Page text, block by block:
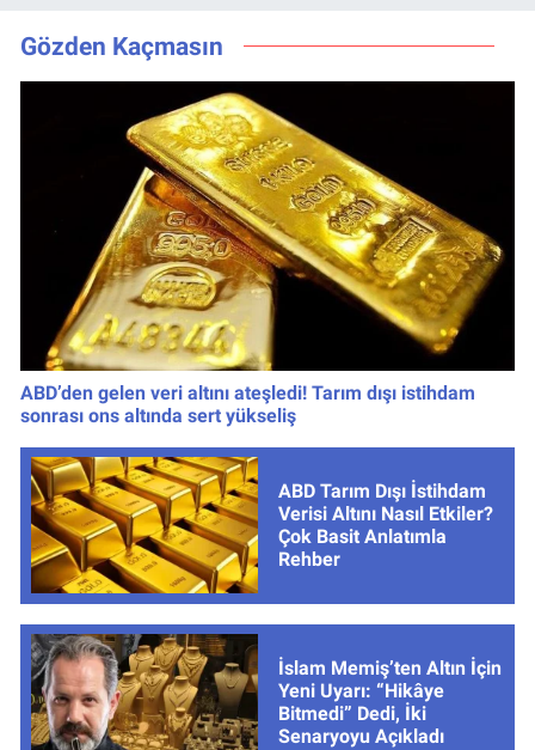
Gözden Kaçmasın
ABD’den gelen veri altını ateşledi! Tarım dışı istihdam
sonrası ons altında sert yükseliş
ABD Tarım Dışı İstihdam
Verisi Altını Nasıl Etkiler?
Çok Basit Anlatımla
Rehber
İslam Memiş’ten Altın İçin
Yeni Uyarı: “Hikâye
Bitmedi” Dedi, İki
Senaryoyu Açıkladı